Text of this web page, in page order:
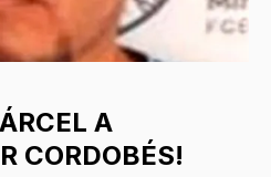
A
CORDOBÉS!